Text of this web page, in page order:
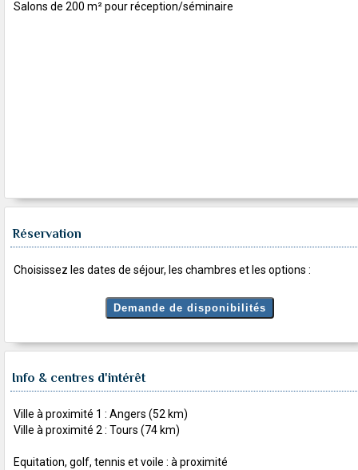
Salons de 200 m² pour réception/séminaire
Réservation
Choisissez les dates de séjour, les chambres et les options :
Info & centres d'intérêt
Ville à proximité 1 : Angers (52 km)
Ville à proximité 2 : Tours (74 km)
Equitation, golf, tennis et voile : à proximité